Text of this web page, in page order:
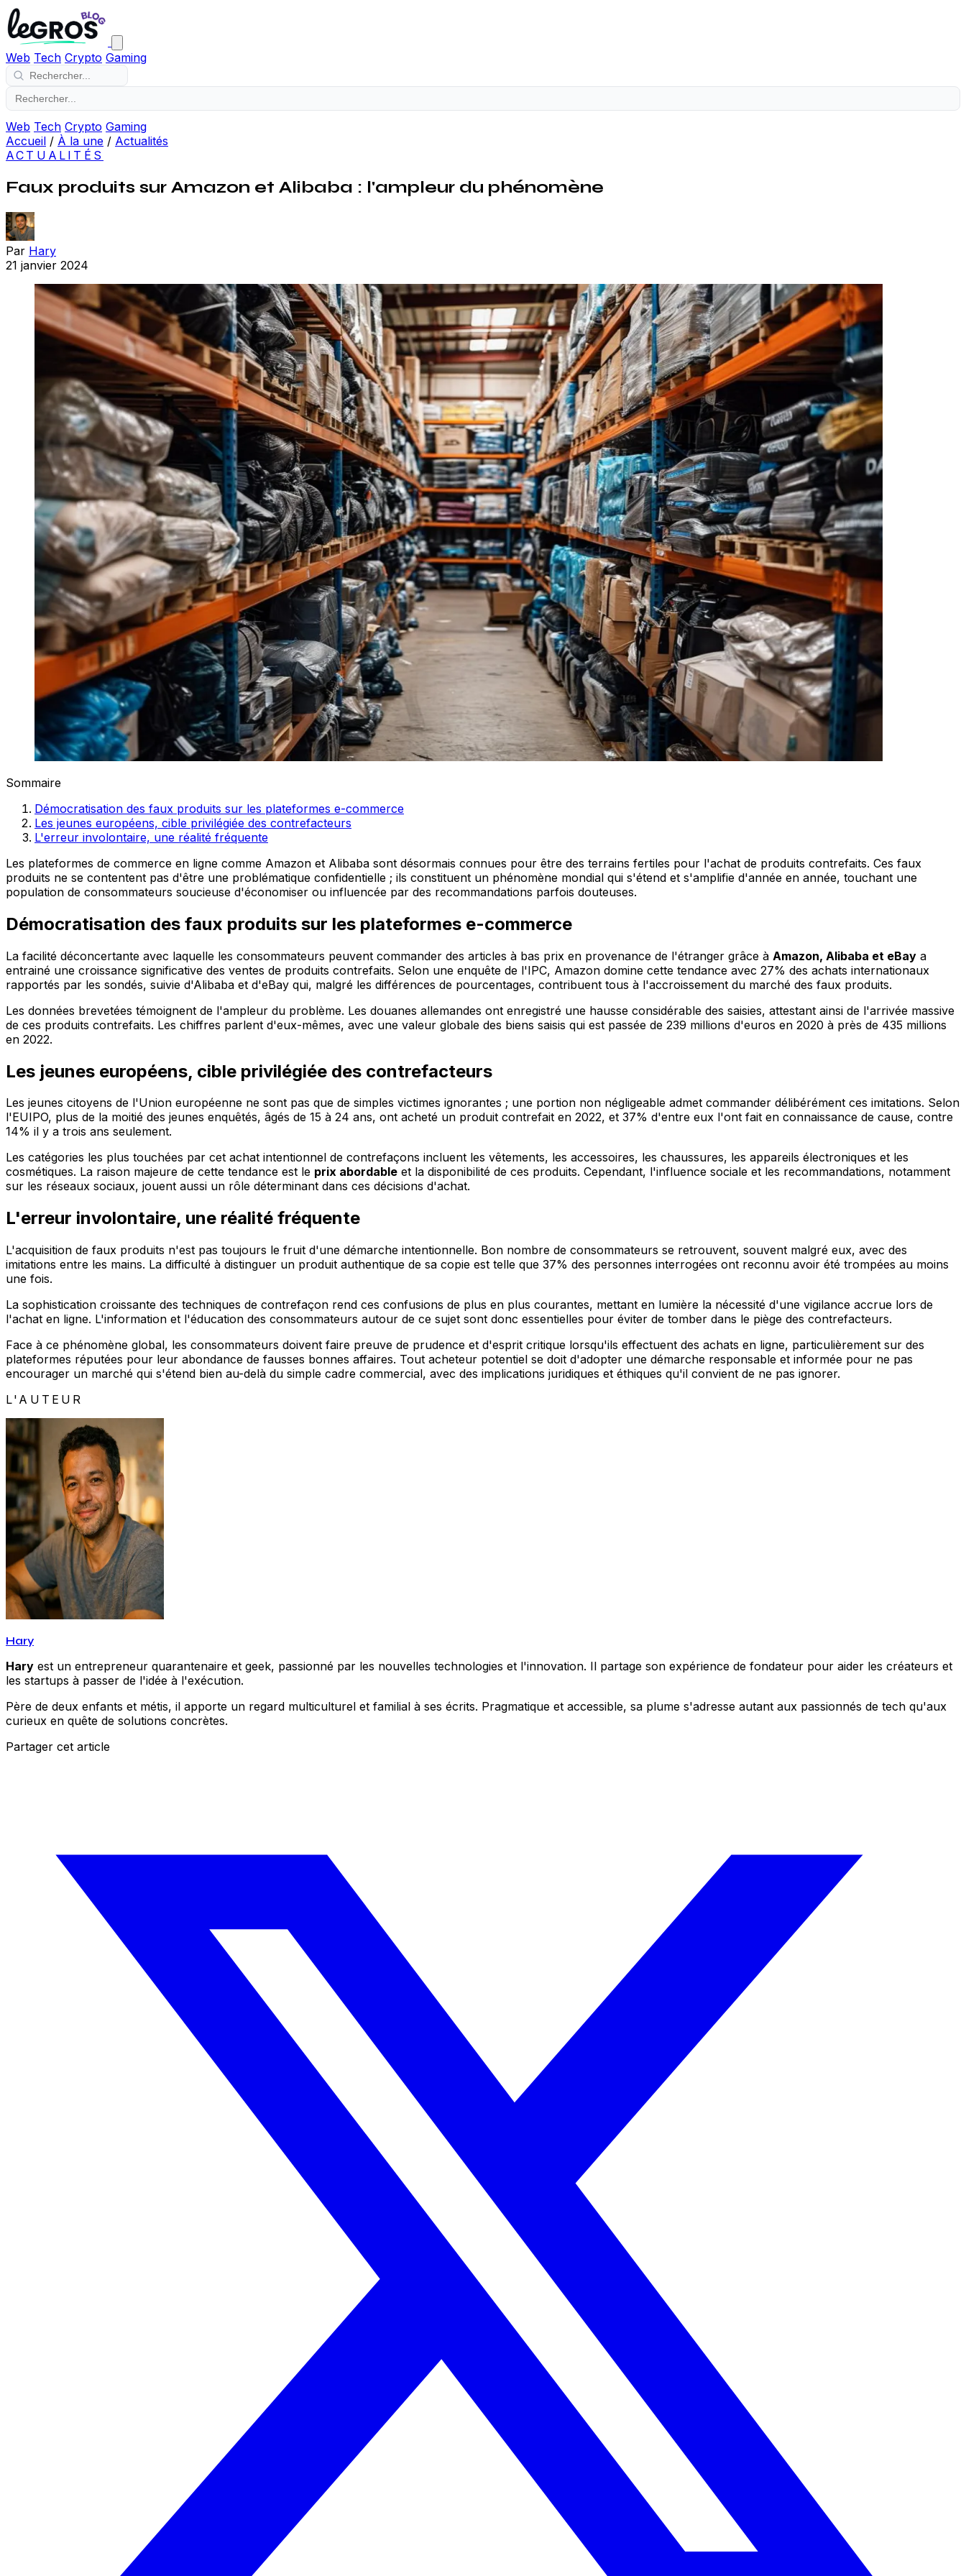
Web Tech Crypto Gaming
Web Tech Crypto Gaming
Accueil / À la une / Actualités
ACTUALITÉS
Faux produits sur Amazon et Alibaba : l'ampleur du phénomène
Par Hary
21 janvier 2024
Sommaire
Démocratisation des faux produits sur les plateformes e-commerce
Les jeunes européens, cible privilégiée des contrefacteurs
L'erreur involontaire, une réalité fréquente
Les plateformes de commerce en ligne comme Amazon et Alibaba sont désormais connues pour être des terrains fertiles pour l'achat de produits contrefaits. Ces faux
produits ne se contentent pas d'être une problématique confidentielle ; ils constituent un phénomène mondial qui s'étend et s'amplifie d'année en année, touchant une
population de consommateurs soucieuse d'économiser ou influencée par des recommandations parfois douteuses.
Démocratisation des faux produits sur les plateformes e-commerce
La facilité déconcertante avec laquelle les consommateurs peuvent commander des articles à bas prix en provenance de l'étranger grâce à Amazon, Alibaba et eBay a
entrainé une croissance significative des ventes de produits contrefaits. Selon une enquête de l'IPC, Amazon domine cette tendance avec 27% des achats internationaux
rapportés par les sondés, suivie d'Alibaba et d'eBay qui, malgré les différences de pourcentages, contribuent tous à l'accroissement du marché des faux produits.
Les données brevetées témoignent de l'ampleur du problème. Les douanes allemandes ont enregistré une hausse considérable des saisies, attestant ainsi de l'arrivée massive
de ces produits contrefaits. Les chiffres parlent d'eux-mêmes, avec une valeur globale des biens saisis qui est passée de 239 millions d'euros en 2020 à près de 435 millions
en 2022.
Les jeunes européens, cible privilégiée des contrefacteurs
Les jeunes citoyens de l'Union européenne ne sont pas que de simples victimes ignorantes ; une portion non négligeable admet commander délibérément ces imitations. Selon
l'EUIPO, plus de la moitié des jeunes enquêtés, âgés de 15 à 24 ans, ont acheté un produit contrefait en 2022, et 37% d'entre eux l'ont fait en connaissance de cause, contre
14% il y a trois ans seulement.
Les catégories les plus touchées par cet achat intentionnel de contrefaçons incluent les vêtements, les accessoires, les chaussures, les appareils électroniques et les
cosmétiques. La raison majeure de cette tendance est le prix abordable et la disponibilité de ces produits. Cependant, l'influence sociale et les recommandations, notamment
sur les réseaux sociaux, jouent aussi un rôle déterminant dans ces décisions d'achat.
L'erreur involontaire, une réalité fréquente
L'acquisition de faux produits n'est pas toujours le fruit d'une démarche intentionnelle. Bon nombre de consommateurs se retrouvent, souvent malgré eux, avec des
imitations entre les mains. La difficulté à distinguer un produit authentique de sa copie est telle que 37% des personnes interrogées ont reconnu avoir été trompées au moins
une fois.
La sophistication croissante des techniques de contrefaçon rend ces confusions de plus en plus courantes, mettant en lumière la nécessité d'une vigilance accrue lors de
l'achat en ligne. L'information et l'éducation des consommateurs autour de ce sujet sont donc essentielles pour éviter de tomber dans le piège des contrefacteurs.
Face à ce phénomène global, les consommateurs doivent faire preuve de prudence et d'esprit critique lorsqu'ils effectuent des achats en ligne, particulièrement sur des
plateformes réputées pour leur abondance de fausses bonnes affaires. Tout acheteur potentiel se doit d'adopter une démarche responsable et informée pour ne pas
encourager un marché qui s'étend bien au-delà du simple cadre commercial, avec des implications juridiques et éthiques qu'il convient de ne pas ignorer.
L'AUTEUR
Hary
Hary est un entrepreneur quarantenaire et geek, passionné par les nouvelles technologies et l'innovation. Il partage son expérience de fondateur pour aider les créateurs et
les startups à passer de l'idée à l'exécution.
Père de deux enfants et métis, il apporte un regard multiculturel et familial à ses écrits. Pragmatique et accessible, sa plume s'adresse autant aux passionnés de tech qu'aux
curieux en quête de solutions concrètes.
Partager cet article